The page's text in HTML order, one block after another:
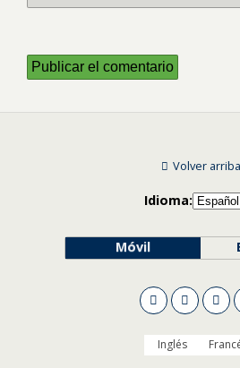
Volver arriba
Idioma:
Móvil
Inglés